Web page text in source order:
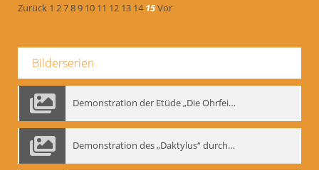
Zurück 1 2789 10 11 12 13 14 15Vor
Bilderserien
Demonstration der Etüde „Die Ohrfeige“
Demonstration des „Daktylus“ durch Gennadij Nikolajewitsch Bogdanow, Berlin 1991